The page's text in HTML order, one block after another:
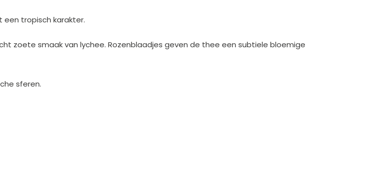
een tropisch karakter.
zoete smaak van lychee. Rozenblaadjes geven de thee een subtiele bloemige
sferen.